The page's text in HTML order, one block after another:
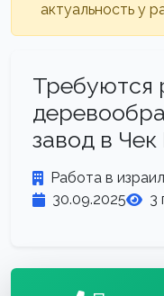
актуальность у
Требуются
завод в
Работа в
30.09.2025
3